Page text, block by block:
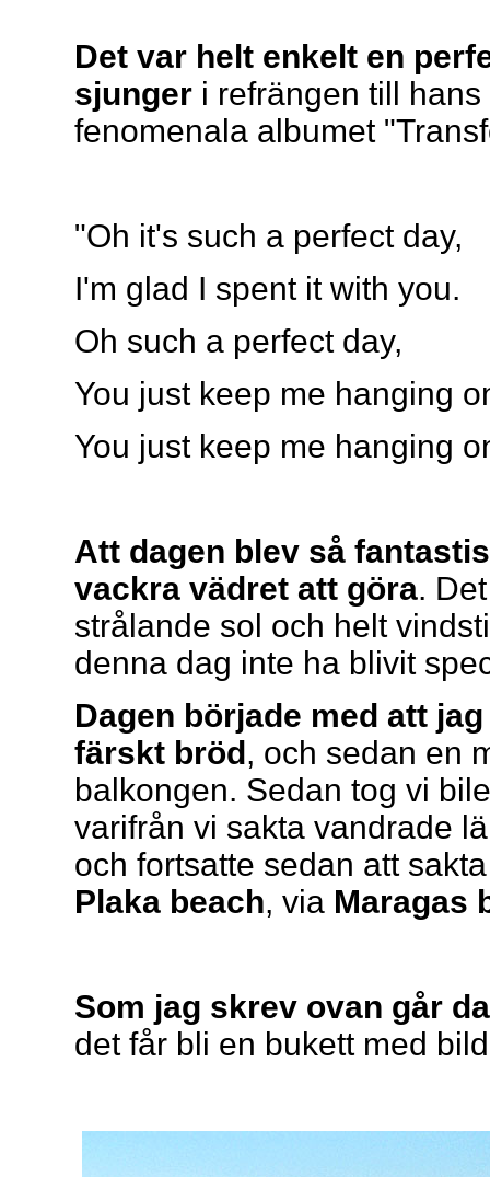
Det var helt enkelt en
sjunger i refrängen till
fenomenala albumet
"Oh it's such a perfect day,
I'm glad I spent it with you.
Oh such a perfect day,
You just keep me hanging
You just keep me hanging
Att dagen blev så
vackra vädret att göra.
strålande sol och helt
denna dag inte ha blivit
Dagen började med att
färskt bröd, och sedan en
balkongen. Sedan tog vi
varifrån vi sakta vandrade
och fortsatte sedan att
Plaka beach, via Maragas
Som jag skrev ovan går
det får bli en bukett med